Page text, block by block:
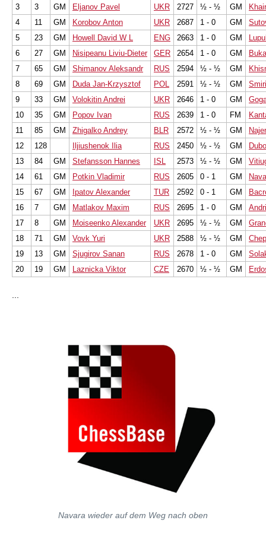
3
3 GM Eljanov Pavel UKR 2727 ½ - ½ GM
4
11 GM Korobov Anton UKR 2687 1 - 0 GM
5
23 GM Howell David W L ENG 2663 1 - 0 GM
6
27 GM Nisipeanu Liviu-Dieter GER 2654 1 - 0 GM
7
65 GM Shimanov Aleksandr RUS 2594 ½ - ½ GM
8
69 GM Duda Jan-Krzysztof POL 2591 ½ - ½ GM
9
33 GM Volokitin Andrei UKR 2646 1 - 0 GM
10
35 GM Popov Ivan RUS 2639 1 - 0 FM
11
85 GM Zhigalko Andrey BLR 2572 ½ - ½ GM
12
128 Iljiushenok Ilia RUS 2450 ½ - ½ GM
13
84 GM Stefansson Hannes ISL 2573 ½ - ½ GM
14
61 GM Potkin Vladimir RUS 2605 0 - 1 GM
15
67 GM Ipatov Alexander TUR 2592 0 - 1 GM
16
7 GM Matlakov Maxim RUS 2695 1 - 0 GM
17
8 GM Moiseenko Alexander UKR 2695 ½ - ½ GM
18
71 GM Vovk Yuri UKR 2588 ½ - ½ GM
19
13 GM Sjugirov Sanan RUS 2678 1 - 0 GM
20
19 GM Laznicka Viktor CZE 2670 ½ - ½ GM
Navara wieder auf dem Weg nach oben